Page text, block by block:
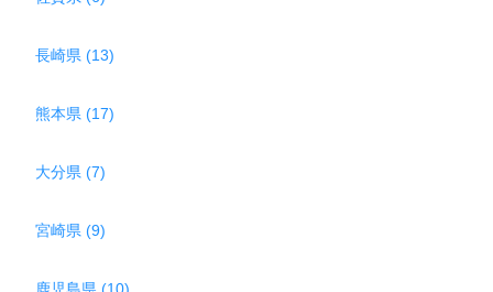
長崎県 (13)
熊本県 (17)
大分県 (7)
宮崎県 (9)